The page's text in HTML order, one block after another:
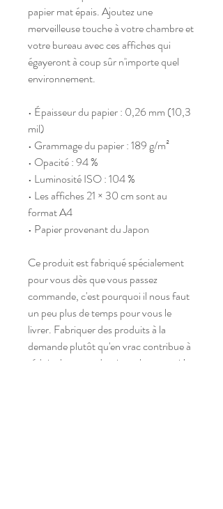
papier mat épais. Ajoutez une
merveilleuse touche à votre chambre et
votre bureau avec ces affiches qui
égayeront à coup sûr n'importe quel
environnement.
• Épaisseur du papier : 0,26 mm (10,3
mil)
• Grammage du papier : 189 g/m²
• Opacité : 94 %
• Luminosité ISO : 104 %
• Les affiches 21 × 30 cm sont au
format A4
• Papier provenant du Japon
Ce produit est fabriqué spécialement
pour vous dès que vous passez
commande, c'est pourquoi il nous faut
un peu plus de temps pour vous le
livrer. Fabriquer des produits à la
demande plutôt qu'en vrac contribue à
réduire la surproduction, alors merci !